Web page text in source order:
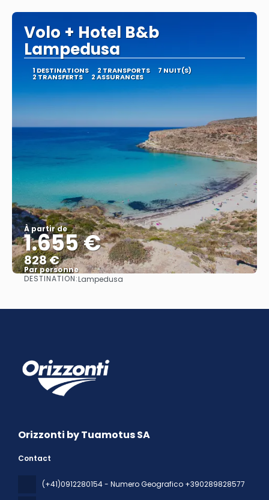
Volo + Hotel B&b
Lampedusa
1 DESTINATIONS 2 TRANSPORTS 7 NUIT(S)
2 TRANSFERTS 2 ASSURANCES
À partir de
1.655 €
828 €
Par personne
Afficher
DESTINATION:Lampedusa
Orizzonti by Tuamotus SA
Contact
(+41)0912280154 - Numero Geografico +390289828577